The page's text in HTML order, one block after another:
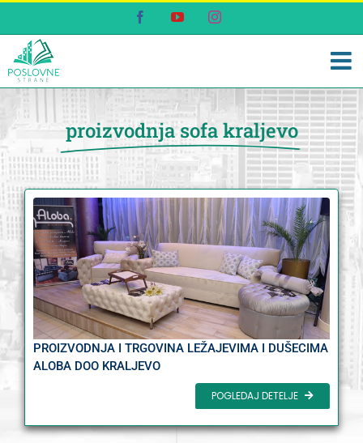
content
FacebookYouTubeInstagram
proizvodnja sofa kraljevo
PROIZVODNJA I TRGOVINA LEŽAJEVIMA I DUŠECIMA
ALOBA DOO KRALJEVO
POGLEDAJ DETELJE